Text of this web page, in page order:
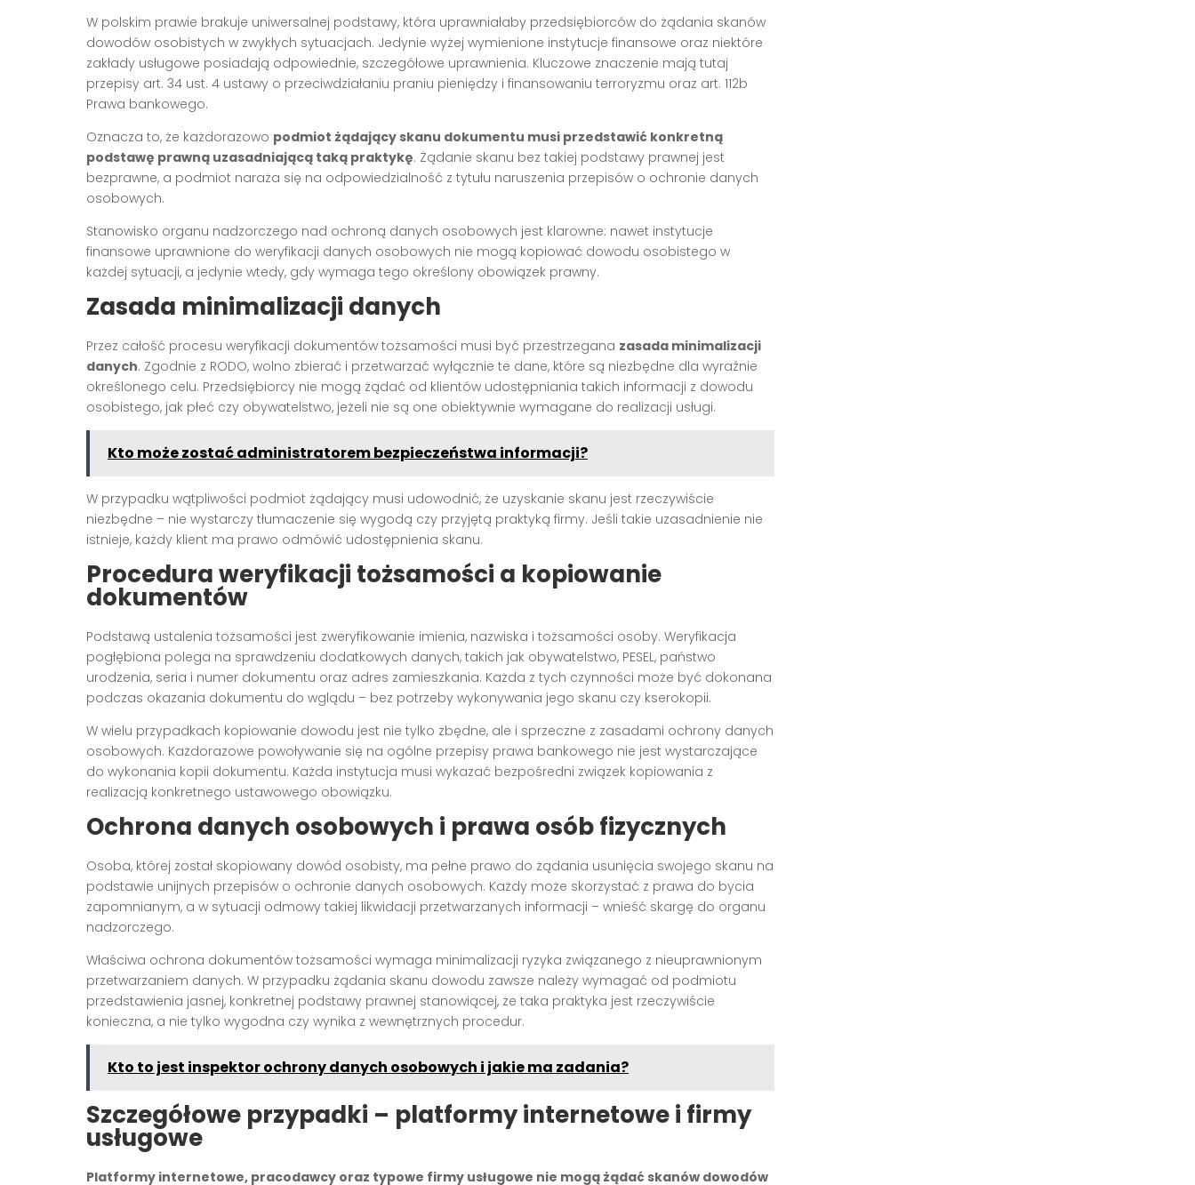
W polskim prawie brakuje uniwersalnej podstawy, która uprawniałaby przedsiębiorców do żądania skanów
dowodów osobistych w zwykłych sytuacjach. Jedynie wyżej wymienione instytucje finansowe oraz niektóre
zakłady usługowe posiadają odpowiednie, szczegółowe uprawnienia. Kluczowe znaczenie mają tutaj
przepisy art. 34 ust. 4 ustawy o przeciwdziałaniu praniu pieniędzy i finansowaniu terroryzmu oraz art. 112b
Prawa bankowego.
Oznacza to, że każdorazowo podmiot żądający skanu dokumentu musi przedstawić konkretną
podstawę prawną uzasadniającą taką praktykę. Żądanie skanu bez takiej podstawy prawnej jest
bezprawne, a podmiot naraża się na odpowiedzialność z tytułu naruszenia przepisów o ochronie danych
osobowych.
Stanowisko organu nadzorczego nad ochroną danych osobowych jest klarowne: nawet instytucje
finansowe uprawnione do weryfikacji danych osobowych nie mogą kopiować dowodu osobistego w
każdej sytuacji, a jedynie wtedy, gdy wymaga tego określony obowiązek prawny.
Zasada minimalizacji danych
Przez całość procesu weryfikacji dokumentów tożsamości musi być przestrzegana zasada minimalizacji
danych. Zgodnie z RODO, wolno zbierać i przetwarzać wyłącznie te dane, które są niezbędne dla wyraźnie
określonego celu. Przedsiębiorcy nie mogą żądać od klientów udostępniania takich informacji z dowodu
osobistego, jak płeć czy obywatelstwo, jeżeli nie są one obiektywnie wymagane do realizacji usługi.
Kto może zostać administratorem bezpieczeństwa informacji?
W przypadku wątpliwości podmiot żądający musi udowodnić, że uzyskanie skanu jest rzeczywiście
niezbędne – nie wystarczy tłumaczenie się wygodą czy przyjętą praktyką firmy. Jeśli takie uzasadnienie nie
istnieje, każdy klient ma prawo odmówić udostępnienia skanu.
Procedura weryfikacji tożsamości a kopiowanie
dokumentów
Podstawą ustalenia tożsamości jest zweryfikowanie imienia, nazwiska i tożsamości osoby. Weryfikacja
pogłębiona polega na sprawdzeniu dodatkowych danych, takich jak obywatelstwo, PESEL, państwo
urodzenia, seria i numer dokumentu oraz adres zamieszkania. Każda z tych czynności może być dokonana
podczas okazania dokumentu do wglądu – bez potrzeby wykonywania jego skanu czy kserokopii.
W wielu przypadkach kopiowanie dowodu jest nie tylko zbędne, ale i sprzeczne z zasadami ochrony danych
osobowych. Każdorazowe powoływanie się na ogólne przepisy prawa bankowego nie jest wystarczające
do wykonania kopii dokumentu. Każda instytucja musi wykazać bezpośredni związek kopiowania z
realizacją konkretnego ustawowego obowiązku.
Ochrona danych osobowych i prawa osób fizycznych
Osoba, której został skopiowany dowód osobisty, ma pełne prawo do żądania usunięcia swojego skanu na
podstawie unijnych przepisów o ochronie danych osobowych. Każdy może skorzystać z prawa do bycia
zapomnianym, a w sytuacji odmowy takiej likwidacji przetwarzanych informacji – wnieść skargę do organu
nadzorczego.
Właściwa ochrona dokumentów tożsamości wymaga minimalizacji ryzyka związanego z nieuprawnionym
przetwarzaniem danych. W przypadku żądania skanu dowodu zawsze należy wymagać od podmiotu
przedstawienia jasnej, konkretnej podstawy prawnej stanowiącej, że taka praktyka jest rzeczywiście
konieczna, a nie tylko wygodna czy wynika z wewnętrznych procedur.
Kto to jest inspektor ochrony danych osobowych i jakie ma zadania?
Szczegółowe przypadki – platformy internetowe i firmy
usługowe
Platformy internetowe, pracodawcy oraz typowe firmy usługowe nie mogą żądać skanów dowodów